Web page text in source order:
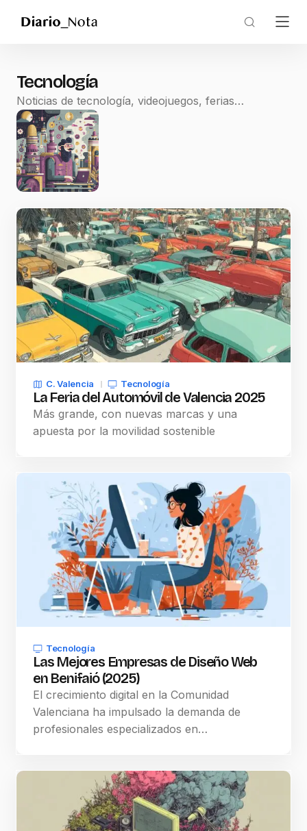
Tecnología
Noticias de tecnología, videojuegos, ferias…
C. Valencia Tecnología
La Feria del Automóvil de Valencia 2025
Más grande, con nuevas marcas y una
apuesta por la movilidad sostenible
Tecnología
Las Mejores Empresas de Diseño Web
en Benifaió (2025)
El crecimiento digital en la Comunidad
Valenciana ha impulsado la demanda de
profesionales especializados en…